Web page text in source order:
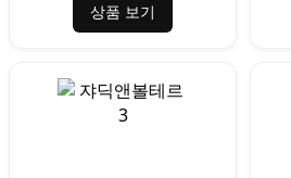
상품 보기